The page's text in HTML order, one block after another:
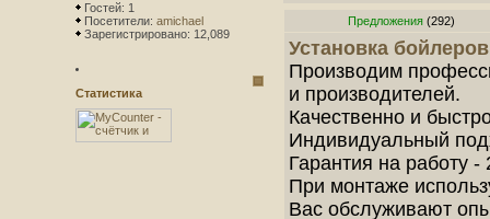
Гостей: 1
Посетители: amichael
Зарегистрировано: 12,089
Статистика
Предложения (292)
Установка
Производим
и производителей.
Качественно и
Индивидуальный
Гарантия на работу -
При монтаже
Вас обслуживают